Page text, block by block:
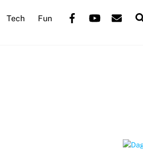
FacebookYouTubeMail
Tech Fun
To